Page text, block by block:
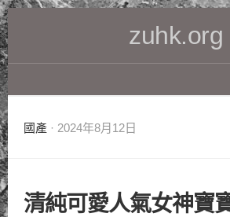
Skip
to
content
zuhk.org
國產 · 2024年8月12日
清純可愛人氣女神寶